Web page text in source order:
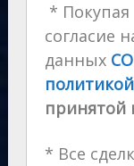
*
согласие
данных
принятой
* Все